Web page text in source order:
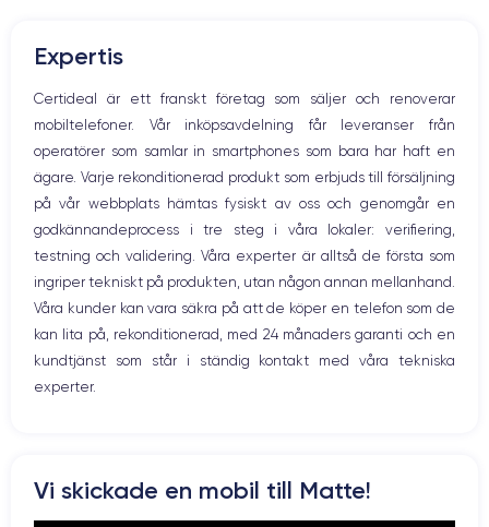
GPU 6 cœurs 3.78 GHz
Caméra
48 Mpx
Caméra Frontale
12 Mpx
Résolution vidéo
4K - 3840 x 2160 px
Recharge rapide
Oui, 20W
Batterie
4441 mAh
Type de SIM
eSIM
Réseau mobile Débloqué
Högtalare
Hem-knappen
Bluetooth
WiFi
Nätverk
Vibration
Prise USB
Expertis
Certideal är ett franskt företag som säljer och renoverar
mobiltelefoner. Vår inköpsavdelning får leveranser från
operatörer som samlar in smartphones som bara har haft en
ägare. Varje rekonditionerad produkt som erbjuds till försäljning
på vår webbplats hämtas fysiskt av oss och genomgår en
godkännandeprocess i tre steg i våra lokaler: verifiering,
testning och validering. Våra experter är alltså de första som
ingriper tekniskt på produkten, utan någon annan mellanhand.
Våra kunder kan vara säkra på att de köper en telefon som de
kan lita på, rekonditionerad, med 24 månaders garanti och en
kundtjänst som står i ständig kontakt med våra tekniska
experter.
Vi skickade en mobil till Matte!